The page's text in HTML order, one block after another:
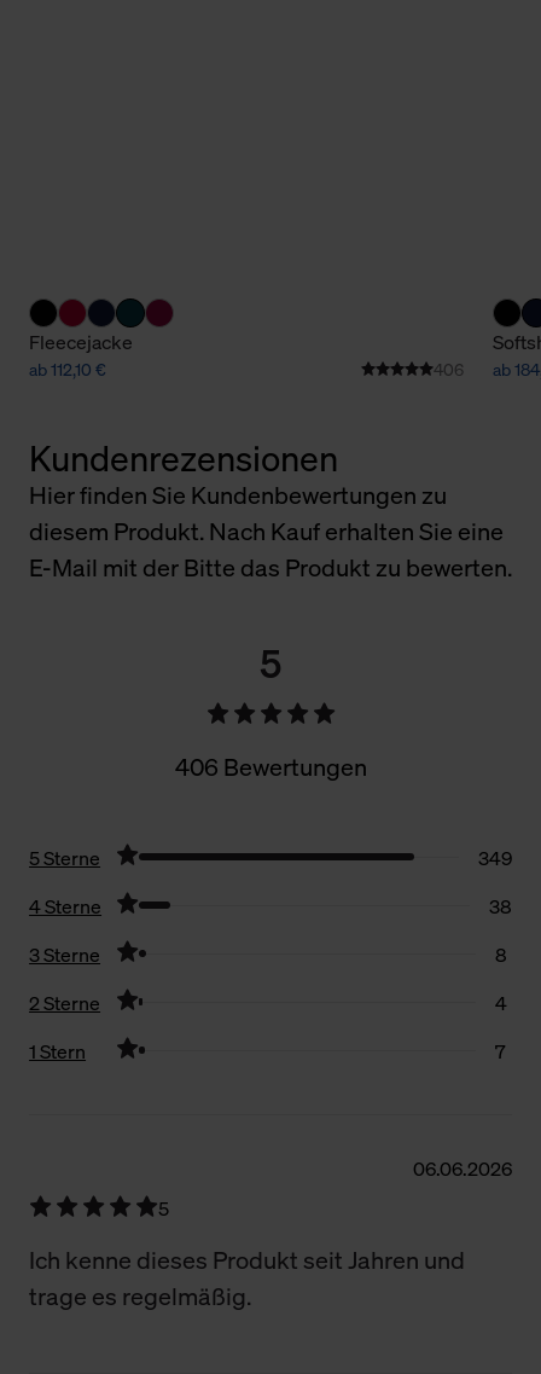
Fleecejacke
ab 112,10 € 406 ab
Kundenrezensionen
Hier finden Sie Kundenbewertungen zu
diesem Produkt. Nach Kauf erhalten Sie eine
E-Mail mit der Bitte das Produkt zu bewerten.
5
406 Bewertungen
5 Sterne
349
4 Sterne
38
3 Sterne
8
2 Sterne
4
1 Stern
7
06.06.2026
5
Ich kenne dieses Produkt seit Jahren und
trage es regelmäßig.